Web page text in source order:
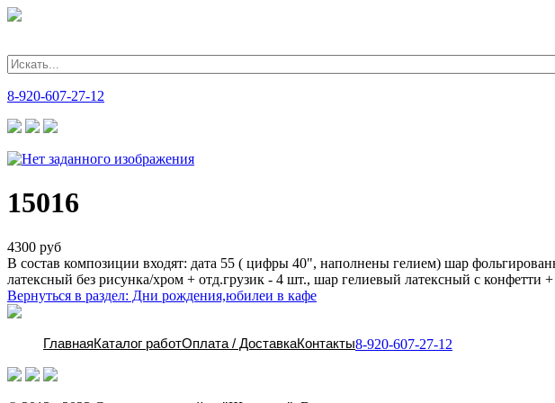
8-920-607-27-12
15016
4300 руб
В состав композиции входят: дата 55 ( цифры 40", наполнены гелием) шар
латексный без рисунка/хром + отд.грузик - 4 шт., шар гелиевый латексный с конфетти
Вернуться в раздел: Дни рождения,юбилеи в кафе
ГлавнаяКаталог работОплата / ДоставкаКонтакты8-920-607-27-12